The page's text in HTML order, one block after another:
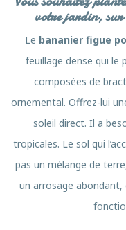
votre jardin, sur
Le bananier figue
feuillage dense qui le
composées de
ornemental. Offrez-lui
soleil direct. Il a
tropicales. Le sol qui
pas un mélange de
un arrosage